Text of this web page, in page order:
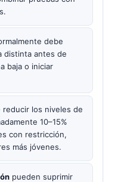
debe
distinta antes de
baja o iniciar
reducir los niveles de
10–15%
con restricción,
más jóvenes.
pueden suprimir